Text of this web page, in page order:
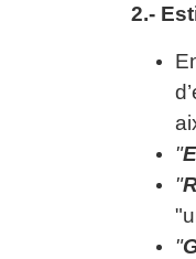
2.-
"
"
"